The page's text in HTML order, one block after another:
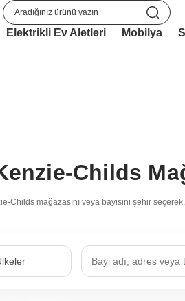
Elektrikli Ev Aletleri Mobilya
Childs
Childs mağazasını veya bayisini şehir